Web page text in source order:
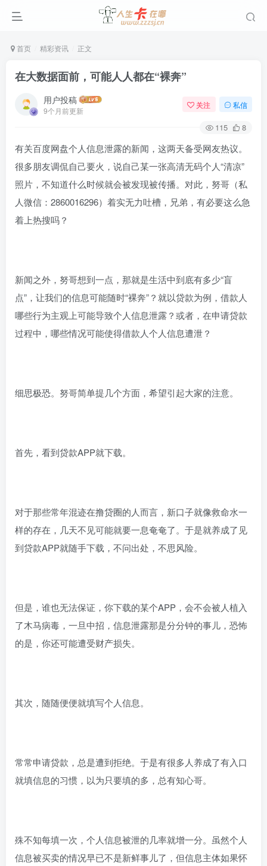
首页 精彩资讯 正文
在大数据面前，可能人人都在“裸奔”
用户投稿
9个月前更新
关注 私信
115 8
有关百度网盘个人信息泄露的新闻，这两天备受网友热议。
很多朋友调侃自己要火，说自己某一张高清无码个人“清凉”
照片，不知道什么时候就会被发现被传播。对此，努哥（私
人微信：2860016296）着实无力吐槽，兄弟，有必要这么急
着上热搜吗？
新闻之外，努哥想到一点，那就是生活中到底有多少“盲
点”，让我们的信息可能随时“裸奔”？就以贷款为例，借款人
哪些行为主观上可能导致个人信息泄露？或者，在申请贷款
过程中，哪些情况可能使得借款人个人信息遭泄？
细思极恐。努哥简单提几个方面，希望引起大家的注意。
首先，看到贷款APP就下载。
对于那些常年混迹在撸贷圈的人而言，新口子就像救命水一
样的存在，几天不见可能就要一息奄奄了。于是就养成了见
到贷款APP就随手下载，不问出处，不思风险。
但是，谁也无法保证，你下载的某个APP，会不会被人植入
了木马病毒，一旦中招，信息泄露那是分分钟的事儿，恐怖
的是，你还可能遭受财产损失。
其次，随随便便就填写个人信息。
常常申请贷款，总是遭到拒绝。于是有很多人养成了有入口
就填信息的习惯，以为只要填的多，总有知心哥。
殊不知每填一次，个人信息被泄的几率就增一分。虽然个人
信息被买卖的情况早已不是新鲜事儿了，但信息主体如果怀